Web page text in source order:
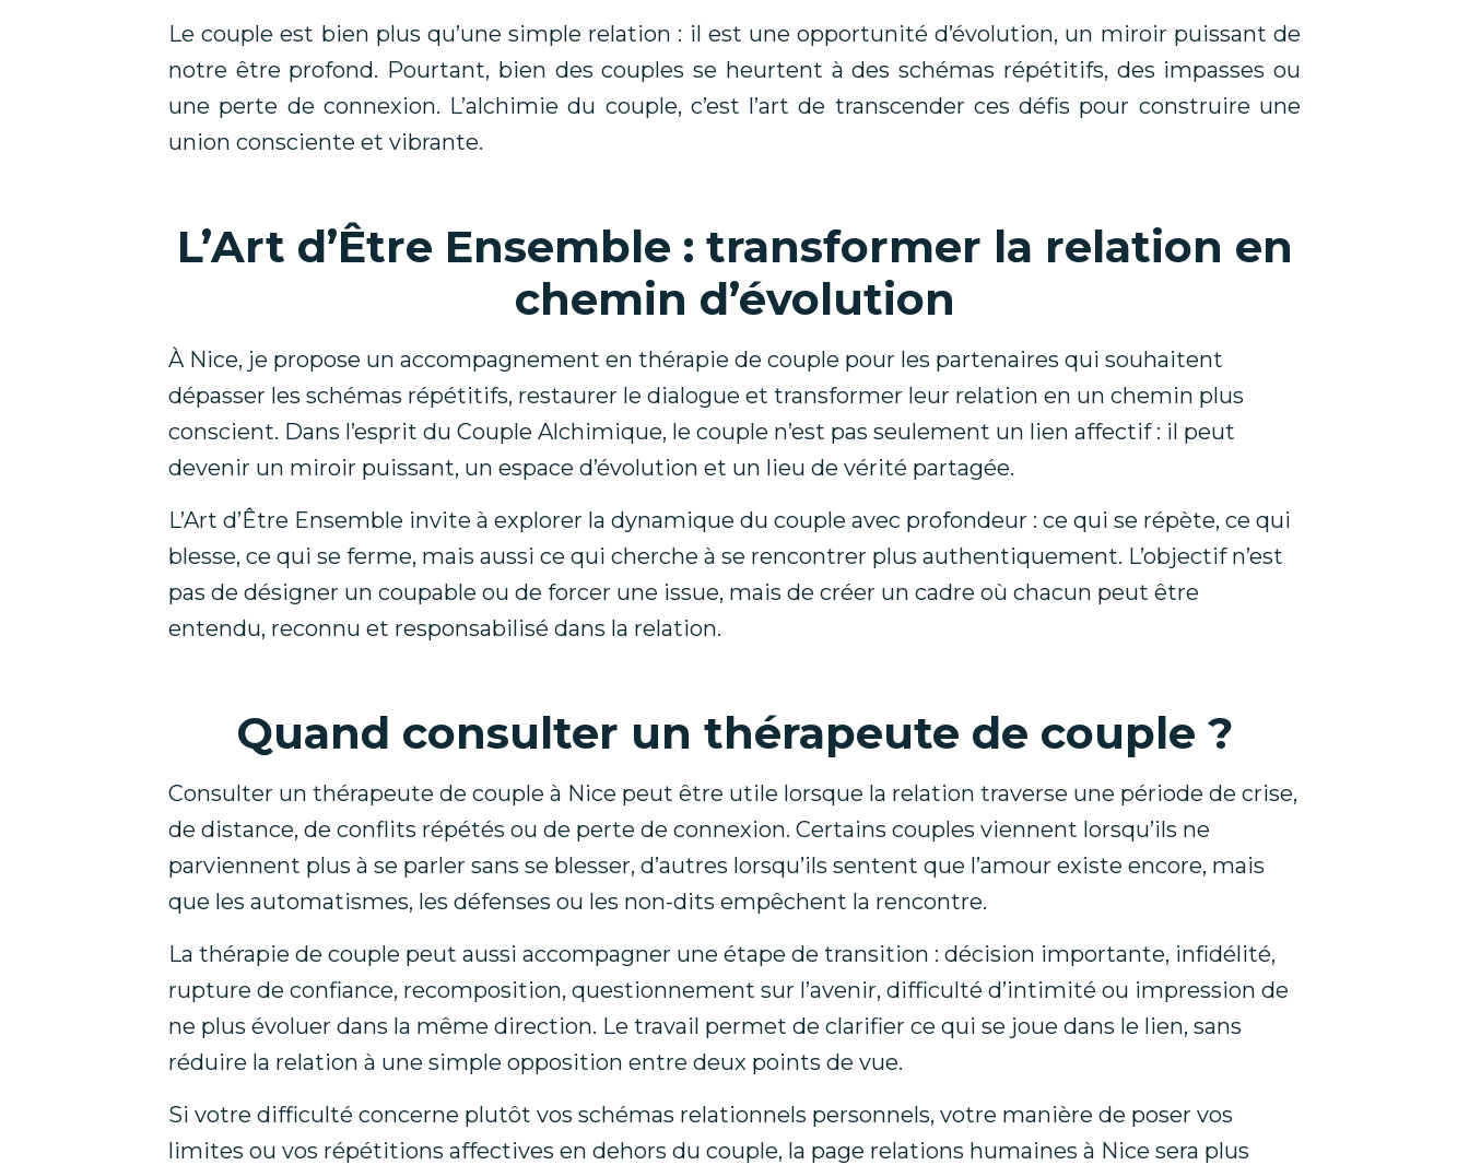
Le couple est bien plus qu’une simple relation : il est une opportunité d’évolution, un miroir puissant de
notre être profond. Pourtant, bien des couples se heurtent à des schémas répétitifs, des impasses ou
une perte de connexion. L’alchimie du couple, c’est l’art de transcender ces défis pour construire une
union consciente et vibrante.
L’Art d’Être Ensemble : transformer la relation en
chemin d’évolution
À Nice, je propose un accompagnement en thérapie de couple pour les partenaires qui souhaitent
dépasser les schémas répétitifs, restaurer le dialogue et transformer leur relation en un chemin plus
conscient. Dans l’esprit du Couple Alchimique, le couple n’est pas seulement un lien affectif : il peut
devenir un miroir puissant, un espace d’évolution et un lieu de vérité partagée.
L’Art d’Être Ensemble invite à explorer la dynamique du couple avec profondeur : ce qui se répète, ce qui
blesse, ce qui se ferme, mais aussi ce qui cherche à se rencontrer plus authentiquement. L’objectif n’est
pas de désigner un coupable ou de forcer une issue, mais de créer un cadre où chacun peut être
entendu, reconnu et responsabilisé dans la relation.
Quand consulter un thérapeute de couple ?
Consulter un thérapeute de couple à Nice peut être utile lorsque la relation traverse une période de crise,
de distance, de conflits répétés ou de perte de connexion. Certains couples viennent lorsqu’ils ne
parviennent plus à se parler sans se blesser, d’autres lorsqu’ils sentent que l’amour existe encore, mais
que les automatismes, les défenses ou les non-dits empêchent la rencontre.
La thérapie de couple peut aussi accompagner une étape de transition : décision importante, infidélité,
rupture de confiance, recomposition, questionnement sur l’avenir, difficulté d’intimité ou impression de
ne plus évoluer dans la même direction. Le travail permet de clarifier ce qui se joue dans le lien, sans
réduire la relation à une simple opposition entre deux points de vue.
Si votre difficulté concerne plutôt vos schémas relationnels personnels, votre manière de poser vos
limites ou vos répétitions affectives en dehors du couple, la page relations humaines à Nice sera plus